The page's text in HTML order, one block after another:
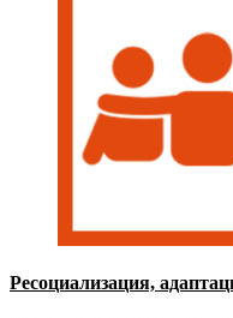
Ресоциализация,